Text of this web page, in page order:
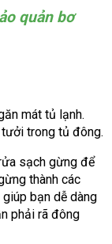
quản bơ
mát tủ lạnh.
trong tủ đông.
sạch gừng để
thành các
bạn dễ dàng
phải rã đông